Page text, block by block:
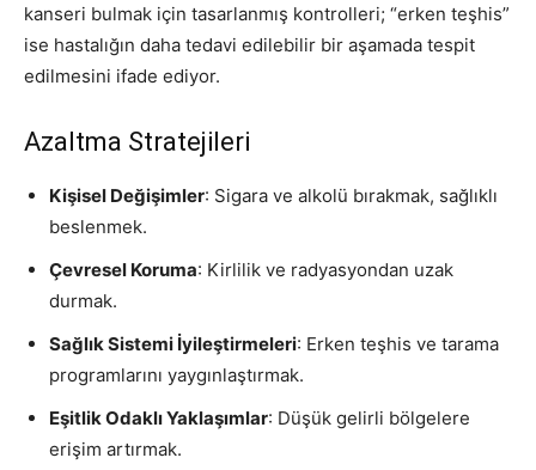
kanseri bulmak için tasarlanmış kontrolleri; “erken teşhis”
ise hastalığın daha tedavi edilebilir bir aşamada tespit
edilmesini ifade ediyor.
Azaltma Stratejileri
Kişisel Değişimler: Sigara ve alkolü bırakmak, sağlıklı
beslenmek.
Çevresel Koruma: Kirlilik ve radyasyondan uzak
durmak.
Sağlık Sistemi İyileştirmeleri: Erken teşhis ve tarama
programlarını yaygınlaştırmak.
Eşitlik Odaklı Yaklaşımlar: Düşük gelirli bölgelere
erişim artırmak.